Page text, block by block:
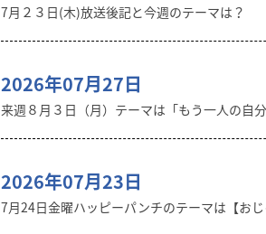
7月２３日(木)放送後記と今週のテーマは？
2026年07月27日
来週８月３日（月）テーマは「もう一人の自分
2026年07月23日
7月24日金曜ハッピーパンチのテーマは【お